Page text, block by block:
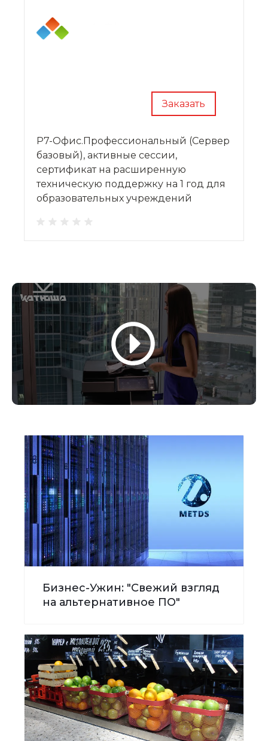
Заказать
Р7-Офис.Профессиональный (Сервер
базовый), активные сессии,
сертификат на расширенную
техническую поддержку на 1 год для
образовательных учреждений
Бизнес-Ужин: "Свежий взгляд
на альтернативное ПО"